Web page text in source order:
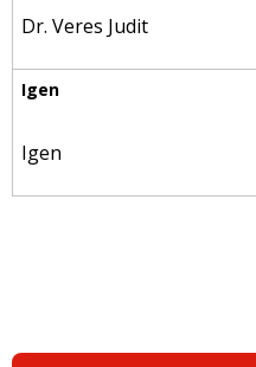
Dr. Veres Judit
Igen